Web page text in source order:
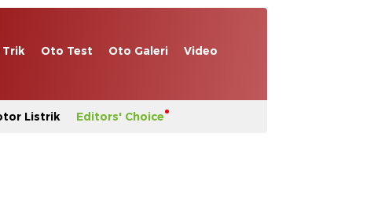
Trik Oto Test Oto Galeri Video
Listrik Editors' Choice